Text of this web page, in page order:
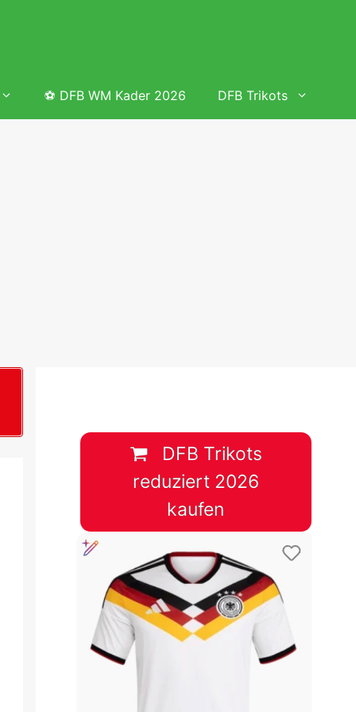
&
&
Tabelle
⚽ DFB WM Kader 2026 DFB Trikots
DFB Trikots
reduziert 2026
kaufen